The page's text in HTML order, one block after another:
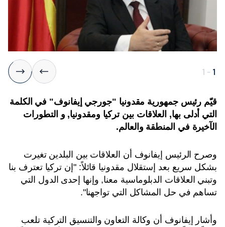
1
-
1
قيّم رئيس جمهورية مقدونيا "جورجي إيفانوف" في الكلمة
التي أدلى بها, العلاقات بين تركيا ومقدونيا, و التطورات
الآخيرة في المنطقة والعالم.
وصرح الرئيس إيفانوف أن العلاقات بين البلدين تغيرت
بشكل سريع بعد إستقلال مقدونيا قائلاً: "إن تركيا تعترف بنا
وتبني العلاقات الدبلوماسية معنا, وإنها إحدى الدول التي
تساهم في حل المشاكل التي تواجهنا".
وأشار إيفانوف أن وكالة التعاون والتنسيق التركية تلعب